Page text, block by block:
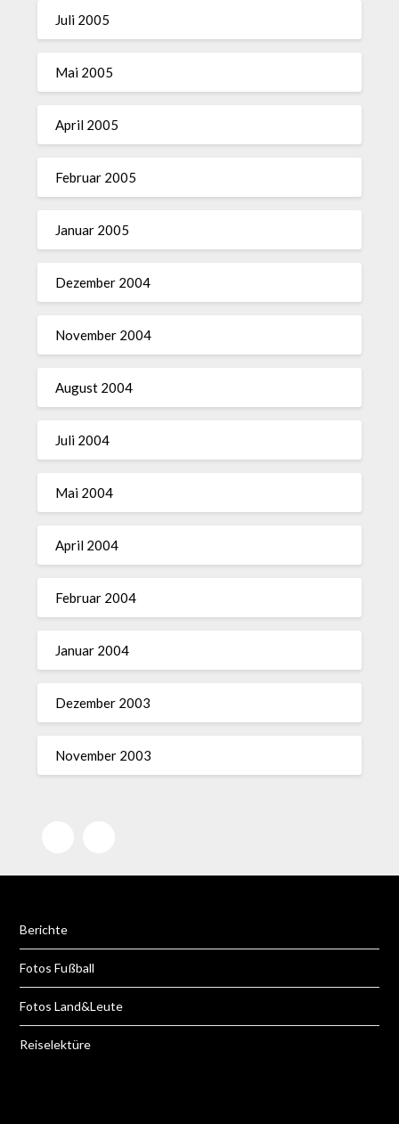
Juli 2005
Mai 2005
April 2005
Februar 2005
Januar 2005
Dezember 2004
November 2004
August 2004
Juli 2004
Mai 2004
April 2004
Februar 2004
Januar 2004
Dezember 2003
November 2003
Berichte
Fotos Fußball
Fotos Land&Leute
Reiselektüre